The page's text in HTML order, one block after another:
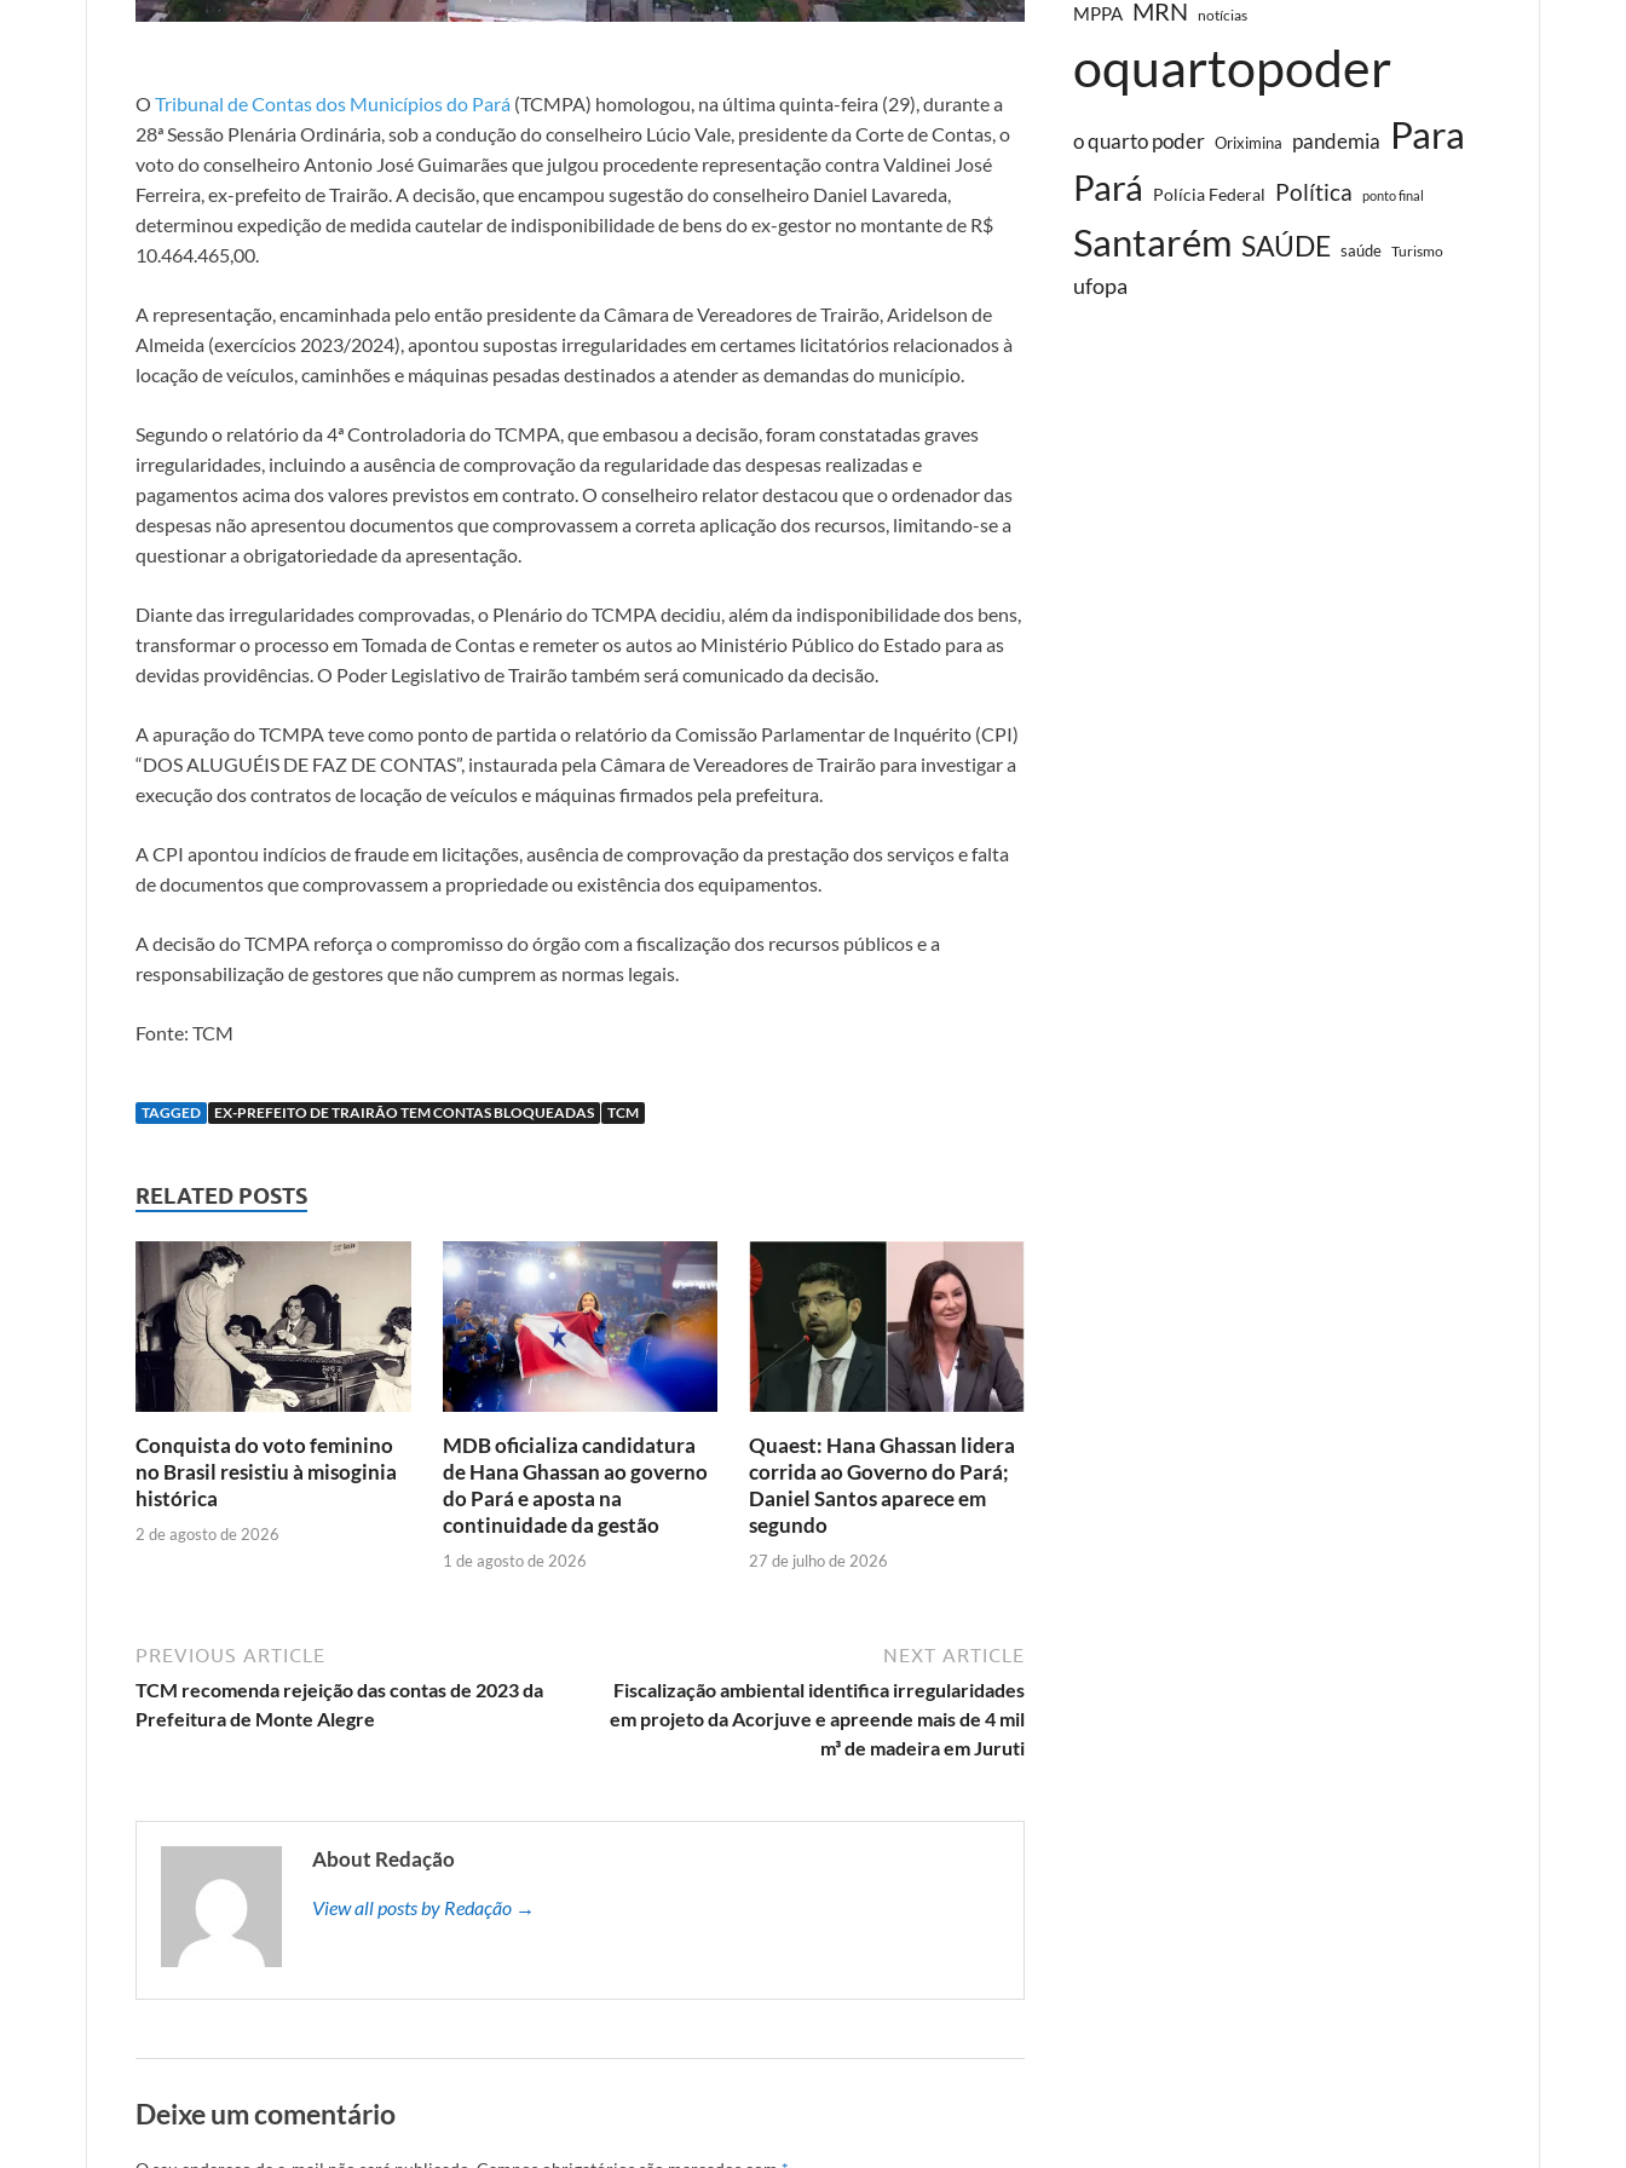
O Tribunal de Contas dos Municípios do Pará (TCMPA) homologou, na última quinta-feira (29), durante a
28ª Sessão Plenária Ordinária, sob a condução do conselheiro Lúcio Vale, presidente da Corte de Contas, o
voto do conselheiro Antonio José Guimarães que julgou procedente representação contra Valdinei José
Ferreira, ex-prefeito de Trairão. A decisão, que encampou sugestão do conselheiro Daniel Lavareda,
determinou expedição de medida cautelar de indisponibilidade de bens do ex-gestor no montante de R$
10.464.465,00.
A representação, encaminhada pelo então presidente da Câmara de Vereadores de Trairão, Aridelson de
Almeida (exercícios 2023/2024), apontou supostas irregularidades em certames licitatórios relacionados à
locação de veículos, caminhões e máquinas pesadas destinados a atender as demandas do município.
Segundo o relatório da 4ª Controladoria do TCMPA, que embasou a decisão, foram constatadas graves
irregularidades, incluindo a ausência de comprovação da regularidade das despesas realizadas e
pagamentos acima dos valores previstos em contrato. O conselheiro relator destacou que o ordenador das
despesas não apresentou documentos que comprovassem a correta aplicação dos recursos, limitando-se a
questionar a obrigatoriedade da apresentação.
Diante das irregularidades comprovadas, o Plenário do TCMPA decidiu, além da indisponibilidade dos bens,
transformar o processo em Tomada de Contas e remeter os autos ao Ministério Público do Estado para as
devidas providências. O Poder Legislativo de Trairão também será comunicado da decisão.
A apuração do TCMPA teve como ponto de partida o relatório da Comissão Parlamentar de Inquérito (CPI)
“DOS ALUGUÉIS DE FAZ DE CONTAS”, instaurada pela Câmara de Vereadores de Trairão para investigar a
execução dos contratos de locação de veículos e máquinas firmados pela prefeitura.
A CPI apontou indícios de fraude em licitações, ausência de comprovação da prestação dos serviços e falta
de documentos que comprovassem a propriedade ou existência dos equipamentos.
A decisão do TCMPA reforça o compromisso do órgão com a fiscalização dos recursos públicos e a
responsabilização de gestores que não cumprem as normas legais.
Fonte: TCM
TAGGED EX-PREFEITO DE TRAIRÃO TEM CONTAS BLOQUEADAS TCM
RELATED POSTS
Conquista do voto feminino
no Brasil resistiu à misoginia
histórica
2 de agosto de 2026
MDB oficializa candidatura
de Hana Ghassan ao governo
do Pará e aposta na
continuidade da gestão
1 de agosto de 2026
Quaest: Hana Ghassan lidera
corrida ao Governo do Pará;
Daniel Santos aparece em
segundo
27 de julho de 2026
PREVIOUS ARTICLE
TCM recomenda rejeição das contas de 2023 da
Prefeitura de Monte Alegre
NEXT ARTICLE
Fiscalização ambiental identifica irregularidades
em projeto da Acorjuve e apreende mais de 4 mil
m³ de madeira em Juruti
About Redação
View all posts by Redação →
Deixe um comentário
MPPA MRN notícias
oquartopoder
o quarto poder Oriximina pandemia Para
Pará Polícia Federal Política ponto final
Santarém SAÚDE saúde Turismo
ufopa